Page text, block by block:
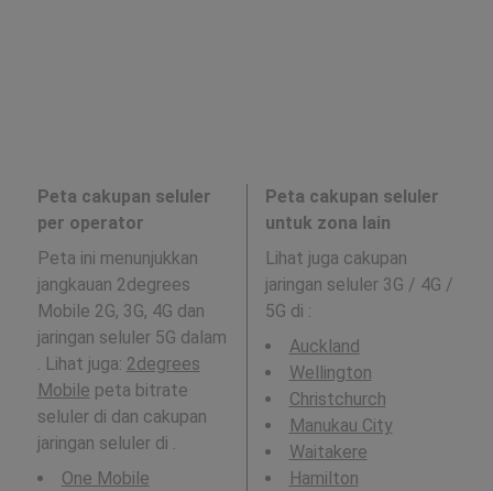
Peta cakupan seluler
per operator
Peta ini menunjukkan
jangkauan 2degrees
Mobile 2G, 3G, 4G dan
jaringan seluler 5G dalam
. Lihat juga: 2degrees
Mobile peta bitrate
seluler di dan cakupan
jaringan seluler di .
One Mobile
Peta cakupan seluler
untuk zona lain
Lihat juga cakupan
jaringan seluler 3G / 4G /
5G di :
Auckland
Wellington
Christchurch
Manukau City
Waitakere
Hamilton